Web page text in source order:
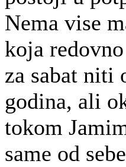
Nema vise
koja
za sabat niti
godina, ali
tokom
same od